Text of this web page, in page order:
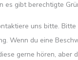
es gibt berechtigte
uns bitte.
Wenn du eine
gerne hören, aber